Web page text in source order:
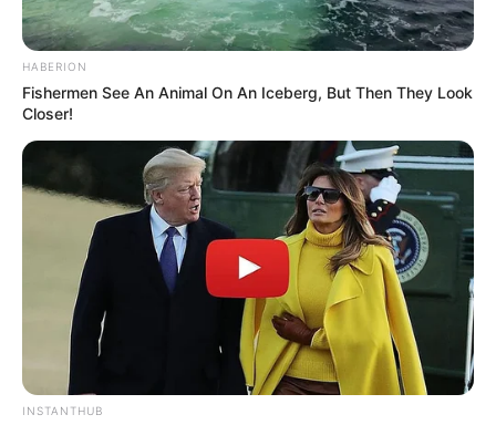
HABERION
Fishermen See An Animal On An Iceberg, But Then They Look
Closer!
INSTANTHUB